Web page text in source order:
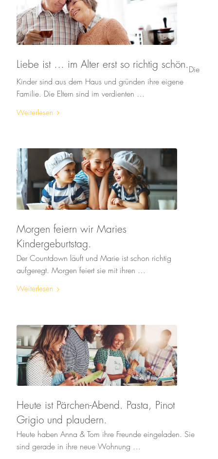
Liebe ist … im Alter erst so richtig schön.Die
Kinder sind aus dem Haus und gründen ihre eigene
Familie. Die Eltern sind im verdienten …
Weiterlesen
Morgen feiern wir Maries
Kindergeburtstag.
Der Countdown läuft und Marie ist schon richtig
aufgeregt. Morgen feiert sie mit ihren …
Weiterlesen
Heute ist Pärchen-Abend. Pasta, Pinot
Grigio und plaudern.
Heute haben Anna & Tom ihre Freunde eingeladen. Sie
sind gerade in ihre neue Wohnung …